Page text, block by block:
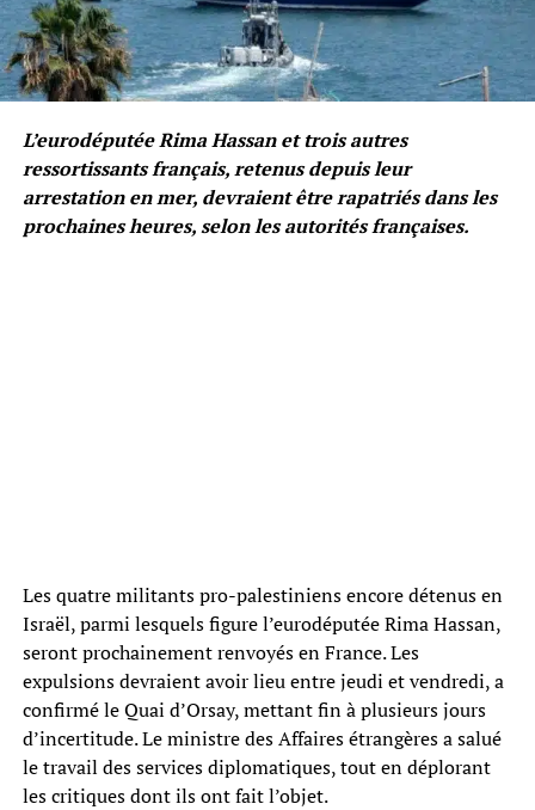
L’eurodéputée Rima Hassan et trois autres
ressortissants français, retenus depuis leur
arrestation en mer, devraient être rapatriés dans les
prochaines heures, selon les autorités françaises.
Les quatre militants pro-palestiniens encore détenus en
Israël, parmi lesquels figure l’eurodéputée Rima Hassan,
seront prochainement renvoyés en France. Les
expulsions devraient avoir lieu entre jeudi et vendredi, a
confirmé le Quai d’Orsay, mettant fin à plusieurs jours
d’incertitude. Le ministre des Affaires étrangères a salué
le travail des services diplomatiques, tout en déplorant
les critiques dont ils ont fait l’objet.